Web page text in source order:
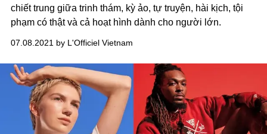
chiết trung giữa trinh thám, kỳ ảo, tự truyện, hài kịch, tội
phạm có thật và cả hoạt hình dành cho người lớn.
07.08.2021 by L'Officiel Vietnam